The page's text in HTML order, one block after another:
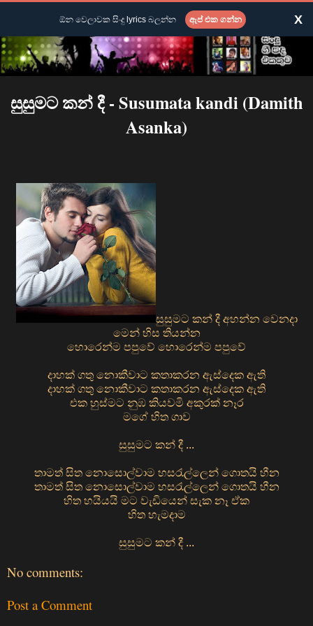
සුසුමට කන් දී - Susumata kandi (Damith
Asanka)
සුසුමට කන් දී අහන්න වෙනදා
මෙන් හිස තියන්න
හොරෙන්ම පපුවේ හොරෙන්ම පපුවේ
දාහක් ගතු නොකීවාට කතාකරන ඇස්දෙක ඇති
දාහක් ගතු නොකීවාට කතාකරන ඇස්දෙක ඇති
එක හුස්මට නුඹ කියවමි අකුරක් නෑර
මගේ හිත ගාව
සුසුමට කන් දී ...
තාමත් සිත නොසොල්වාම හසරැල්ලෙන් ගොතයි හීන
තාමත් සිත නොසොල්වාම හසරැල්ලෙන් ගොතයි හීන
හිත හයියයි මට වැඩියෙන් සැක නෑ ඒක
හිත හැමදාම
සුසුමට කන් දී ...
No comments:
Post a Comment
ඕන වෙලාවක සිංදු lyrics බලන්න ඇප් එක ගන්න X